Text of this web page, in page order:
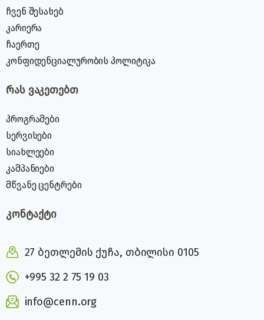
ჩვენ შესახებ
კარიერა
ჩაერთე
კონფიდენციალურობის პოლიტიკა
რას ვაკეთებთ
პროგრამები
სერვისები
სიახლეები
კამპანიები
მწვანე ცენტრები
კონტაქტი
27 ბეთლემის ქუჩა, თბილისი 0105
+995 32 2 75 19 03
info@cenn.org